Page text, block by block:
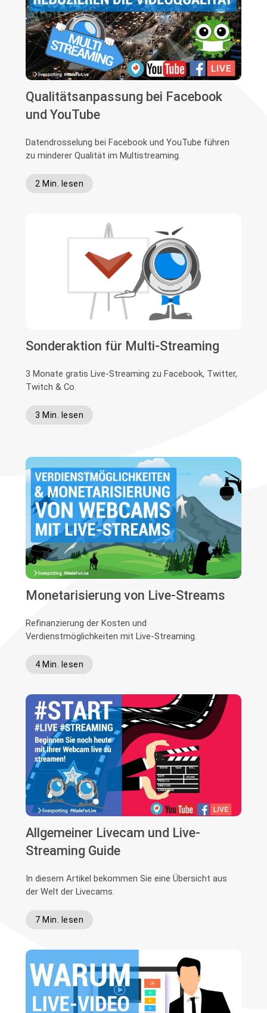
Qualitätsanpassung bei Facebook
und YouTube
Datendrosselung bei Facebook und YouTube führen
zu minderer Qualität im Multistreaming.
2 Min. lesen
Sonderaktion für Multi-Streaming
3 Monate gratis Live-Streaming zu Facebook, Twitter,
Twitch & Co.
3 Min. lesen
Monetarisierung von Live-Streams
Refinanzierung der Kosten und
Verdienstmöglichkeiten mit Live-Streaming.
4 Min. lesen
Allgemeiner Livecam und Live-
Streaming Guide
In diesem Artikel bekommen Sie eine Übersicht aus
der Welt der Livecams.
7 Min. lesen